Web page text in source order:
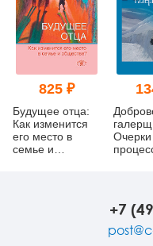
825 ₽
Будущее отца:
Как изменится
его место в
семье и
+7